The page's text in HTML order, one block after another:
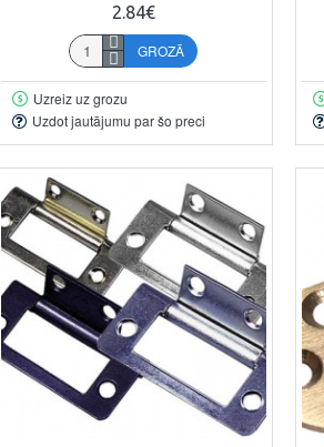
2.84€
GROZĀ
Uzreiz uz grozu
Uzdot jautājumu par šo preci